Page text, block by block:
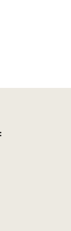
Bluesky
sur Facebook